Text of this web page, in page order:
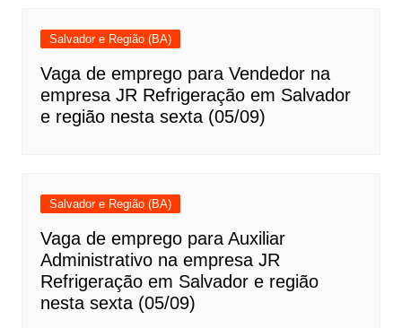
Salvador e Região (BA)
Vaga de emprego para Vendedor na
empresa JR Refrigeração em Salvador
e região nesta sexta (05/09)
Salvador e Região (BA)
Vaga de emprego para Auxiliar
Administrativo na empresa JR
Refrigeração em Salvador e região
nesta sexta (05/09)